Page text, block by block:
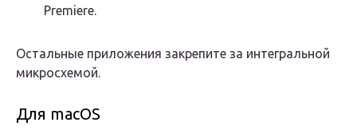
Premiere.
Остальные приложения закрепите за интегральной
микросхемой.
Для macOS